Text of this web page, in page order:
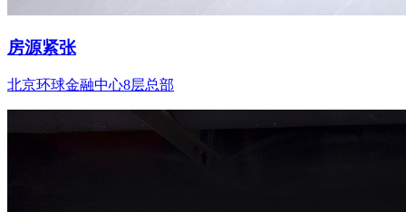
房源紧张
北京环球金融中心8层总部